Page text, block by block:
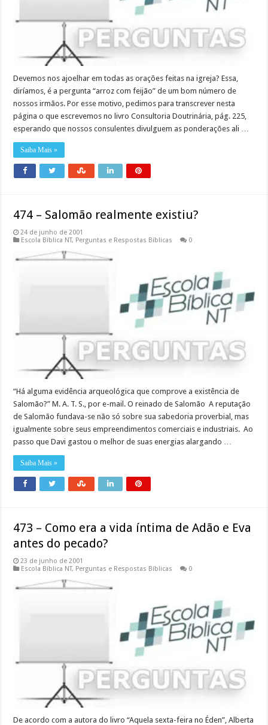
Devemos nos ajoelhar em todas as orações feitas na igreja? Essa,
diríamos, é a pergunta “arroz com feijão” de um bom número de
nossos irmãos. Por esse motivo, pedimos para transcrever nesta
página o que escrevemos no livro Consultoria Doutrinária, pág. 225,
esperando que nossos consulentes divulguem as ponderações ali …
Saiba Mais »
474 – Salomão realmente existiu?
24 de junho de 2001
Escola Bíblica NT, Perguntas e Respostas Bíblicas 0
“Há alguma evidência arqueológica que comprove a existência de
Salomão?” M. A. T. S., por e-mail. O reinado de Salomão A reputação
de Salomão fundava-se não só sobre sua sabedoria proverbial, mas
igualmente sobre seus empreendimentos comerciais e industriais. Ao
passo que Davi gastou o melhor de suas energias alargando …
Saiba Mais »
473 – Como era a vida íntima de Adão e Eva
antes do pecado?
23 de junho de 2001
Escola Bíblica NT, Perguntas e Respostas Bíblicas 0
De acordo com a autora do livro “Aquela sexta-feira no Éden”, Alberta